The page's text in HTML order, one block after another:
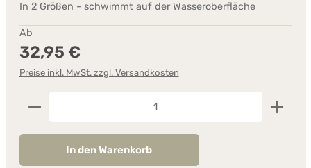
In 2 Größen - schwimmt auf der Wasseroberfläche
AbRegulärer Preis:
32,95 €
Preise inkl. MwSt. zzgl. Versandkosten
Produkt Anzahl: Gib den gewünschten Wert ein
In den Warenkorb